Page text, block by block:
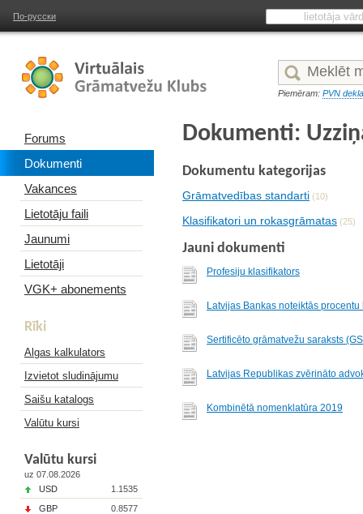
По-русски
Piemēram: PVN
Forums
Dokumenti
Vakances
Lietotāju faili
Jaunumi
Lietotāji
VGK+ abonements
Rīki
Algas kalkulators
Izvietot sludinājumu
Saišu katalogs
Valūtu kursi
Valūtu kursi
uz 07.08.2026
USD
1.1535
GBP
0.8577
Dokumenti:
Dokumentu kategorijas
Grāmatvedības standarti (10)
Klasifikatori un rokasgrāmatas (25)
Jauni dokumenti
Profesiju klasifikators
Latvijas Bankas noteiktās procentu
Sertificēto grāmatvežu saraksts
Latvijas Republikas zvērināto
Kombinētā nomenklatūra 2019